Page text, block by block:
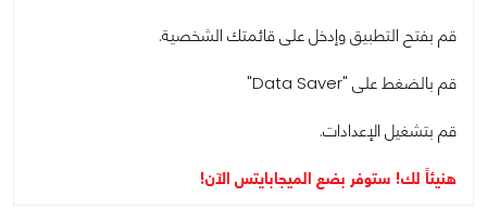
قم بفتح التطبيق وإدخل على قائمتك الشخصية.
قم بالضغط على "Data Saver"
قم بتشغيل الإعدادات.
هنيئاً لك! ستوفر بضع الميجابايتس الآن!